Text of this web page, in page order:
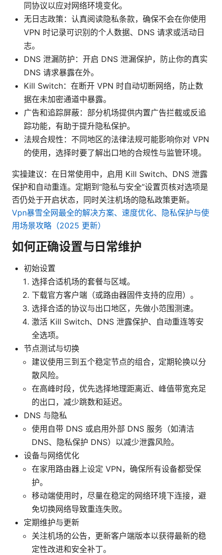
同协议以应对网络环境变化。
无日志政策：认真阅读隐私条款，确保不会在你使用
VPN 时记录可识别的个人数据、DNS 请求或活动日
志。
DNS 泄漏防护：开启 DNS 泄漏保护，防止你的真实
DNS 请求暴露在外。
Kill Switch：在断开 VPN 时自动切断网络，防止数
据在未加密通道中暴露。
广告和追踪屏蔽：部分机场提供内置广告拦截或反追
踪功能，有助于提升隐私保护。
法规合规性：不同地区的法律法规可能影响你对 VPN
的使用，选择时要了解出口地的合规性与监管环境。
实操建议：在日常使用中，启用 Kill Switch、DNS 泄露
保护和自动重连。定期到“隐私与安全”设置页核对选项是
否仍处于开启状态，同时关注机场的隐私政策更新。
Vpn暴雪全网最全的解决方案、速度优化、隐私保护与使
用场景攻略（2025 更新）
如何正确设置与日常维护
初始设置
选择合适机场的套餐与区域。
下载官方客户端（或路由器固件支持的应用）。
选择合适的协议与出口地区，先做小范围测速。
激活 Kill Switch、DNS 泄露保护、自动重连等安
全选项。
节点测试与切换
建议使用三到五个稳定节点的组合，定期轮换以分
散风险。
在高峰时段，优先选择地理距离近、峰值带宽充足
的出口，减少跳数和延迟。
DNS 与隐私
使用自带 DNS 或启用外部 DNS 服务（如清洁
DNS、隐私保护 DNS）以减少泄露风险。
设备与网络优化
在家用路由器上设定 VPN，确保所有设备都受保
护。
移动端使用时，尽量在稳定的网络环境下连接，避
免切换网络导致重连失败。
定期维护与更新
关注机场的公告，更新客户端版本以获得最新的稳
定性改进和安全补丁。